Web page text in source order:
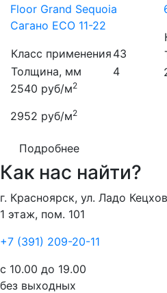
Floor Grand Sequoia
Сагано ECO 11-22
Класс применения 43
Толщина, мм
4
2540 руб/м2
2952 руб/м2
Подробнее
Как нас найти?
г. Красноярск, ул. Ладо
1 этаж, пом. 101
+7 (391) 209-20-11
с 10.00 до 19.00
без выходных